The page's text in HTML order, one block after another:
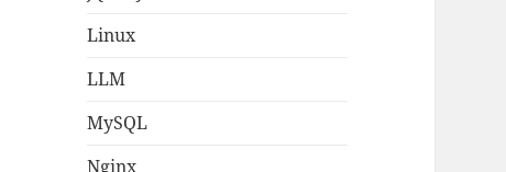
Linux
LLM
MySQL
Nginx